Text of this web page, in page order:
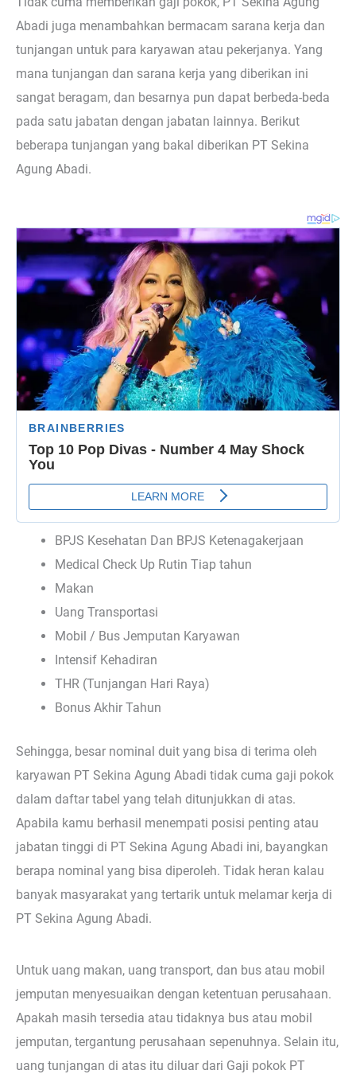
Abadi juga menambahkan bermacam sarana kerja dan
tunjangan untuk para karyawan atau pekerjanya. Yang
mana tunjangan dan sarana kerja yang diberikan ini
sangat beragam, dan besarnya pun dapat berbeda-beda
pada satu jabatan dengan jabatan lainnya. Berikut
beberapa tunjangan yang bakal diberikan PT Sekina
Agung Abadi.
BPJS Kesehatan Dan BPJS Ketenagakerjaan
Medical Check Up Rutin Tiap tahun
Makan
Uang Transportasi
Mobil / Bus Jemputan Karyawan
Intensif Kehadiran
THR (Tunjangan Hari Raya)
Bonus Akhir Tahun
Sehingga, besar nominal duit yang bisa di terima oleh
karyawan PT Sekina Agung Abadi tidak cuma gaji pokok
dalam daftar tabel yang telah ditunjukkan di atas.
Apabila kamu berhasil menempati posisi penting atau
jabatan tinggi di PT Sekina Agung Abadi ini, bayangkan
berapa nominal yang bisa diperoleh. Tidak heran kalau
banyak masyarakat yang tertarik untuk melamar kerja di
PT Sekina Agung Abadi.
Untuk uang makan, uang transport, dan bus atau mobil
jemputan menyesuaikan dengan ketentuan perusahaan.
Apakah masih tersedia atau tidaknya bus atau mobil
jemputan, tergantung perusahaan sepenuhnya. Selain itu,
uang tunjangan di atas itu diluar dari Gaji pokok PT